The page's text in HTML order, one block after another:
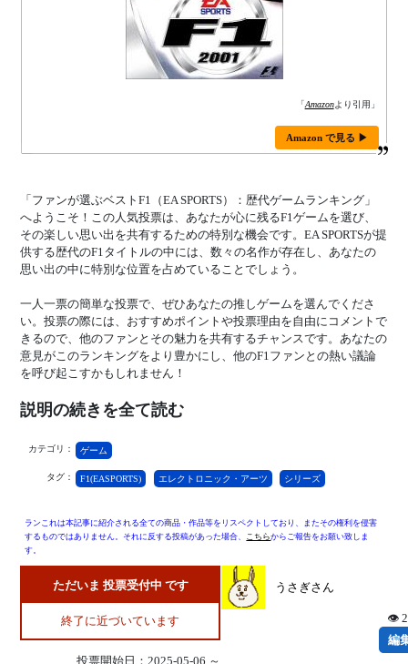
「Amazonより引用」
Amazon で見る ▶
「ファンが選ぶベストF1（EA SPORTS）：歴代ゲームランキング」
へようこそ！この人気投票は、あなたが心に残るF1ゲームを選び、
その楽しい思い出を共有するための特別な機会です。EA SPORTSが提
供する歴代のF1タイトルの中には、数々の名作が存在し、あなたの
思い出の中に特別な位置を占めていることでしょう。
一人一票の簡単な投票で、ぜひあなたの推しゲームを選んでくださ
い。投票の際には、おすすめポイントや投票理由を自由にコメントで
きるので、他のファンとその魅力を共有するチャンスです。あなたの
意見がこのランキングをより豊かにし、他のF1ファンとの熱い議論
を呼び起こすかもしれません！
説明の続きを全て読む
カテゴリ： ゲーム
タグ： F1(EASPORTS) エレクトロニック・アーツ シリーズ
ランこれは本記事に紹介される全ての商品・作品等をリスペクトしており、またその権利を侵害
するものではありません。それに反する投稿があった場合、 こちらからご報告をお願い致しま
す。
ただいま 投票受付中 です
終了に近づいています
投票開始日：2025-05-06 ～
うさぎさん
👁
編